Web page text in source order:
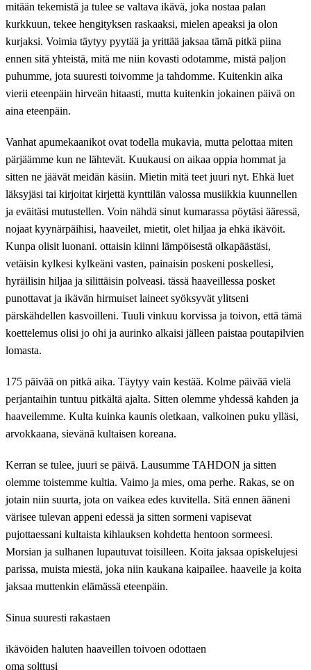
mitään tekemistä ja tulee se valtava ikävä, joka nostaa palan
kurkkuun, tekee hengityksen raskaaksi, mielen apeaksi ja olon
kurjaksi. Voimia täytyy pyytää ja yrittää jaksaa tämä pitkä piina
ennen sitä yhteistä, mitä me niin kovasti odotamme, mistä paljon
puhumme, jota suuresti toivomme ja tahdomme. Kuitenkin aika
vierii eteenpäin hirveän hitaasti, mutta kuitenkin jokainen päivä on
aina eteenpäin.
Vanhat apumekaanikot ovat todella mukavia, mutta pelottaa miten
pärjäämme kun ne lähtevät. Kuukausi on aikaa oppia hommat ja
sitten ne jäävät meidän käsiin. Mietin mitä teet juuri nyt. Ehkä luet
läksyjäsi tai kirjoitat kirjettä kynttilän valossa musiikkia kuunnellen
ja eväitäsi mutustellen. Voin nähdä sinut kumarassa pöytäsi ääressä,
nojaat kyynärpäihisi, haaveilet, mietit, olet hiljaa ja ehkä ikävöit.
Kunpa olisit luonani. ottaisin kiinni lämpöisestä olkapäästäsi,
vetäisin kylkesi kylkeäni vasten, painaisin poskeni poskellesi,
hyräilisin hiljaa ja silittäisin polveasi. tässä haaveillessa posket
punottavat ja ikävän hirmuiset laineet syöksyvät ylitseni
pärskähdellen kasvoilleni. Tuuli vinkuu korvissa ja toivon, että tämä
koettelemus olisi jo ohi ja aurinko alkaisi jälleen paistaa poutapilvien
lomasta.
175 päivää on pitkä aika. Täytyy vain kestää. Kolme päivää vielä
perjantaihin tuntuu pitkältä ajalta. Sitten olemme yhdessä kahden ja
haaveilemme. Kulta kuinka kaunis oletkaan, valkoinen puku ylläsi,
arvokkaana, sievänä kultaisen koreana.
Kerran se tulee, juuri se päivä. Lausumme TAHDON ja sitten
olemme toistemme kultia. Vaimo ja mies, oma perhe. Rakas, se on
jotain niin suurta, jota on vaikea edes kuvitella. Sitä ennen ääneni
värisee tulevan appeni edessä ja sitten sormeni vapisevat
pujottaessani kultaista kihlauksen kohdetta hentoon sormeesi.
Morsian ja sulhanen lupautuvat toisilleen. Koita jaksaa opiskelujesi
parissa, muista miestä, joka niin kaukana kaipailee. haaveile ja koita
jaksaa muttenkin elämässä eteenpäin.
Sinua suuresti rakastaen
ikävöiden haluten haaveillen toivoen odottaen
oma solttusi